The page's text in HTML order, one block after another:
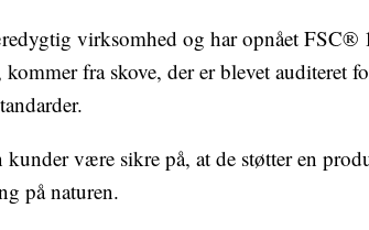
virksomhed og har opnået FSC®
fra skove, der er blevet auditeret
være sikre på, at de støtter en
på naturen.